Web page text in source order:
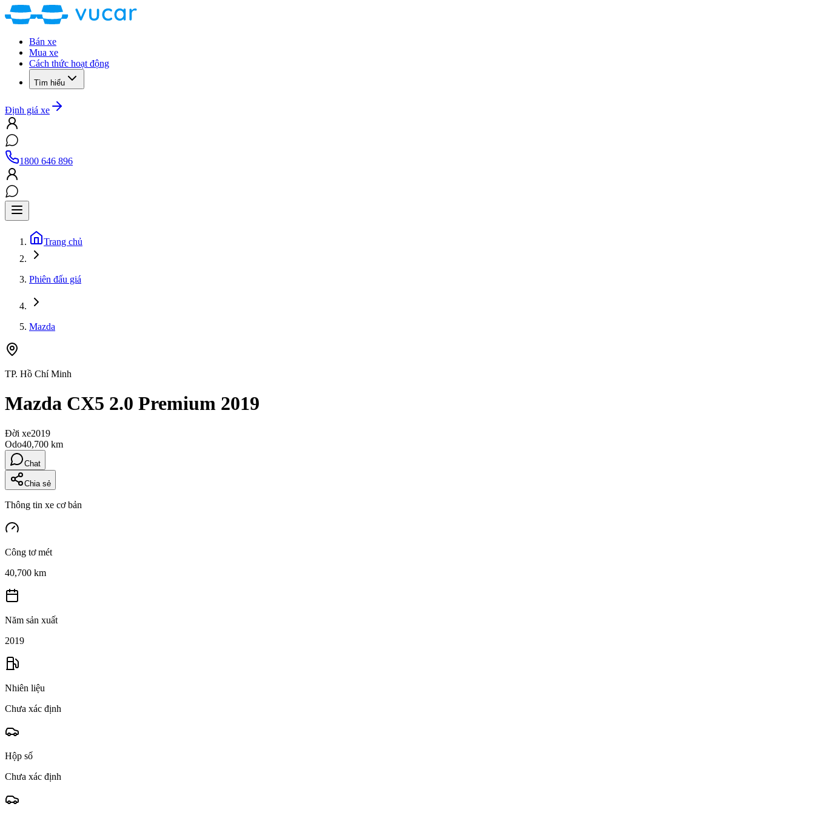
Bán xe
Mua xe
Cách thức hoạt động
Tìm hiểu
Định giá xe
1800 646 896
Trang chủ
Phiên đấu giá
Mazda
TP. Hồ Chí Minh
Mazda CX5 2.0 Premium 2019
Đời xe2019
Odo40,700 km
Chat
Chia sẻ
Thông tin xe cơ bản
Công tơ mét
40,700 km
Năm sản xuất
2019
Nhiên liệu
Chưa xác định
Hộp số
Chưa xác định